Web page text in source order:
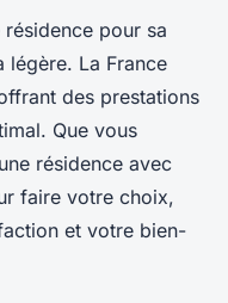
résidence pour sa
légère. La France
des prestations
Que vous
résidence avec
faire votre choix,
et votre bien-